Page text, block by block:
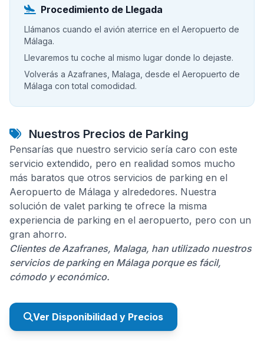
Procedimiento de Llegada
Llámanos cuando el avión aterrice en el Aeropuerto de
Málaga.
Llevaremos tu coche al mismo lugar donde lo dejaste.
Volverás a Azafranes, Malaga, desde el Aeropuerto de
Málaga con total comodidad.
Nuestros Precios de Parking
Pensarías que nuestro servicio sería caro con este
servicio extendido, pero en realidad somos mucho
más baratos que otros servicios de parking en el
Aeropuerto de Málaga y alrededores. Nuestra
solución de valet parking te ofrece la misma
experiencia de parking en el aeropuerto, pero con un
gran ahorro.
Clientes de Azafranes, Malaga, han utilizado nuestros
servicios de parking en Málaga porque es fácil,
cómodo y económico.
Ver Disponibilidad y Precios